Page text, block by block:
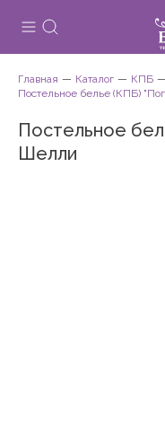
Главная Каталог
КПБ
Постельное белье (КПБ)
Постельное
Шелли